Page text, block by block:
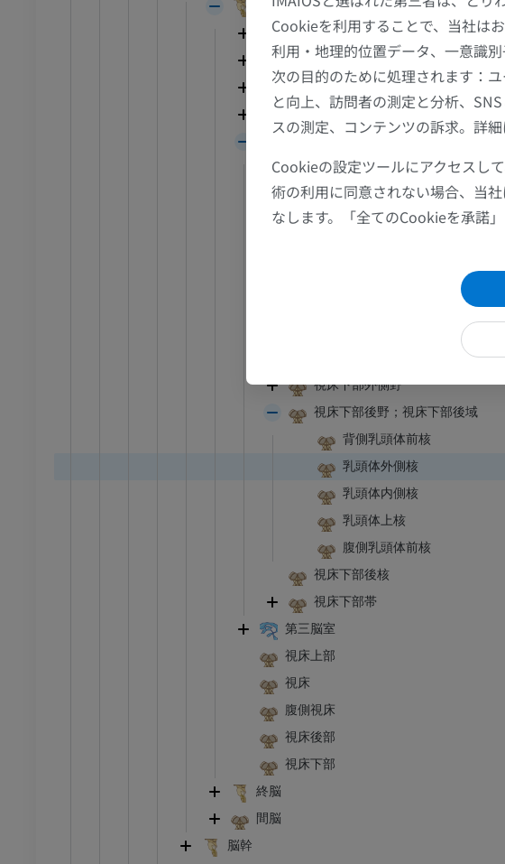
間脳
視床上部
視床；背側視床
腹側視床
視床後部
乳頭体
視神経交叉；視交叉
視索
視床下部背側野；視床下部背側域
視床下部中間野；視床下部中間域
視床下部外側野
視床下部後野；視床下部後域
背側乳頭体前核
乳頭体外側核
乳頭体内側核
乳頭体上核
腹側乳頭体前核
視床下部後核
視床下部帯
第三脳室
視床上部
視床
腹側視床
視床後部
視床下部
終脳
間脳
脳幹
下肢MRI
下肢X線
X線画像
手関
MRI
プレ
肘関
プレ
手部
プレ
上肢
X線画像
上肢
Cookieを利用することで、当社は
利用・地理的位置データ、一意識
次の目的のために処理されます：
と向上、訪問者の測定と分析、
スの測定、コンテンツの訴求。詳
Cookieの設定ツールにアクセスし
術の利用に同意されない場合、当
なします。「全てのCookieを承諾